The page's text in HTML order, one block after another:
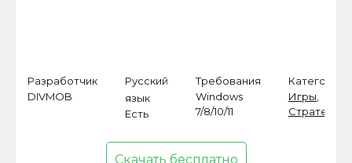
Разработчик
DIVMOB
Русский
язык
Есть
Требования
Windows
7/8/10/11
Категория
Игры
Стратегии
Скачать бесплатно